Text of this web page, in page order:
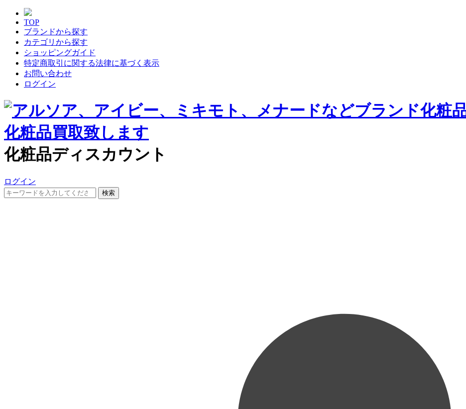
TOP
ブランドから探す
カテゴリから探す
ショッピングガイド
特定商取引に関する法律に基づく表示
お問い合わせ
ログイン
化粧品ディスカウント
ログイン
検索